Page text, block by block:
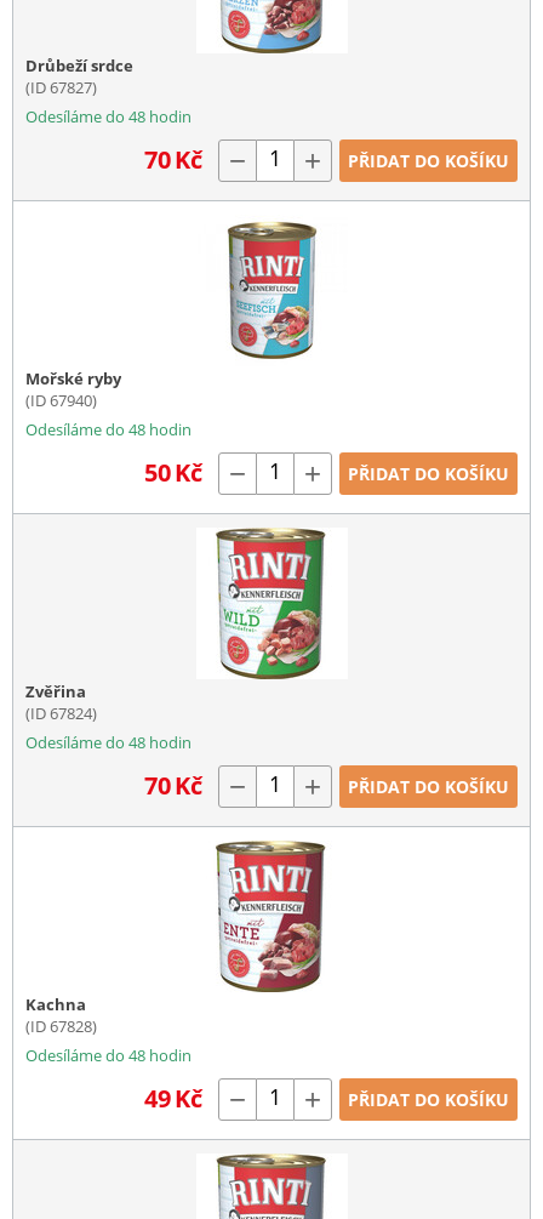
Drůbeží srdce
(ID 67827)
Odesíláme do 48 hodin
70Kč − + PŘIDAT DO KOŠÍKU
Mořské ryby
(ID 67940)
Odesíláme do 48 hodin
50Kč − + PŘIDAT DO KOŠÍKU
Zvěřina
(ID 67824)
Odesíláme do 48 hodin
70Kč − + PŘIDAT DO KOŠÍKU
Kachna
(ID 67828)
Odesíláme do 48 hodin
49Kč − + PŘIDAT DO KOŠÍKU